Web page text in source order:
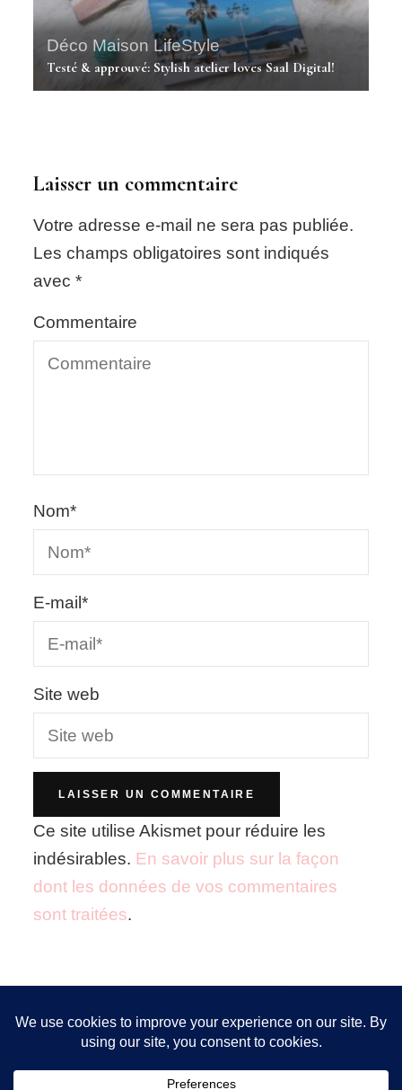
Déco Maison LifeStyle
Testé & approuvé: Stylish atelier loves Saal Digital!
Laisser un commentaire
Votre adresse e-mail ne sera pas publiée.
Les champs obligatoires sont indiqués
avec*
Commentaire
Nom*
E-mail*
Site web
Ce site utilise Akismet pour réduire les
indésirables. En savoir plus sur la façon
dont les données de vos commentaires
sont traitées.
FOLLOW ME!
Nous utilisons des cookies pour vous garantir la meilleure
expérience sur notre site. Si vous continuez à utiliser ce
dernier, nous considérerons que vous acceptez l'utilisation des
cookies.